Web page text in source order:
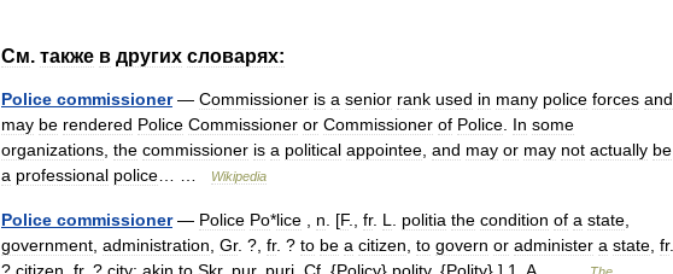
См. также в других словарях:
Police commissioner— Commissioner is a senior rank used in many police forces and
may be rendered Police Commissioner or Commissioner of Police In some
organizations the commissioner is a political appointee and may or may not actually be
a professional police Wikipedia
Police commissioner— Police Po*lice n . [F., fr. L politia the condition of a state
government administration Gr. ?, fr. ? to be a citizen to govern or administer a state fr.